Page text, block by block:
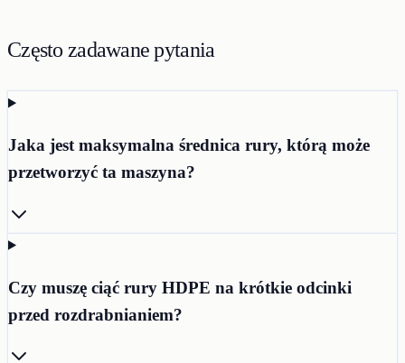
Często zadawane pytania
Jaka jest maksymalna średnica rury, którą może
przetworzyć ta maszyna?
Czy muszę ciąć rury HDPE na krótkie odcinki
przed rozdrabnianiem?